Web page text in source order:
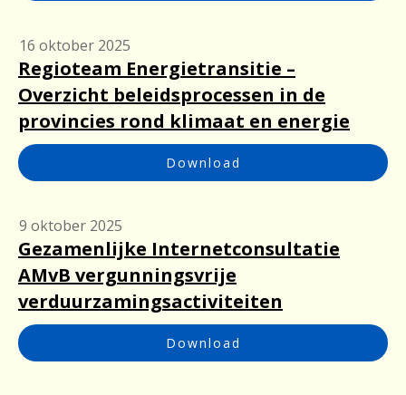
16 oktober 2025
Regioteam Energietransitie –
Overzicht beleidsprocessen in de
provincies rond klimaat en energie
Download
9 oktober 2025
Gezamenlijke Internetconsultatie
AMvB vergunningsvrije
verduurzamingsactiviteiten
Download